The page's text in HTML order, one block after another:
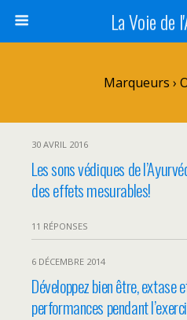
La Voie de
Marqueurs ›
30 AVRIL 2016
Les sons védiques de
des effets mesurables!
11 RÉPONSES
6 DÉCEMBRE 2014
Développez bien être, extase
performances pendant